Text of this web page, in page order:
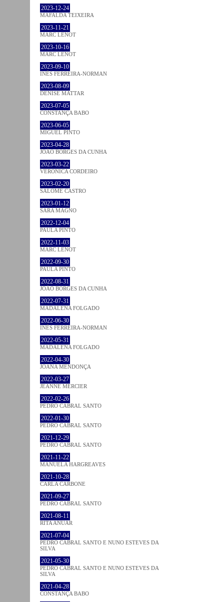
2023-12-24
MAFALDA TEIXEIRA
2023-11-21
MARC LENOT
2023-10-16
MARC LENOT
2023-09-10
INÊS FERREIRA-NORMAN
2023-08-09
DENISE MATTAR
2023-07-05
CONSTANÇA BABO
2023-06-05
MIGUEL PINTO
2023-04-28
JOÃO BORGES DA CUNHA
2023-03-22
VERONICA CORDEIRO
2023-02-20
SALOMÉ CASTRO
2023-01-12
SARA MAGNO
2022-12-04
PAULA PINTO
2022-11-03
MARC LENOT
2022-09-30
PAULA PINTO
2022-08-31
JOÃO BORGES DA CUNHA
2022-07-31
MADALENA FOLGADO
2022-06-30
INÊS FERREIRA-NORMAN
2022-05-31
MADALENA FOLGADO
2022-04-30
JOANA MENDONÇA
2022-03-27
JEANNE MERCIER
2022-02-26
PEDRO CABRAL SANTO
2022-01-30
PEDRO CABRAL SANTO
2021-12-29
PEDRO CABRAL SANTO
2021-11-22
MANUELA HARGREAVES
2021-10-28
CARLA CARBONE
2021-09-27
PEDRO CABRAL SANTO
2021-08-11
RITA ANUAR
2021-07-04
PEDRO CABRAL SANTO E NUNO ESTEVES DA
SILVA
2021-05-30
PEDRO CABRAL SANTO E NUNO ESTEVES DA
SILVA
2021-04-28
CONSTANÇA BABO